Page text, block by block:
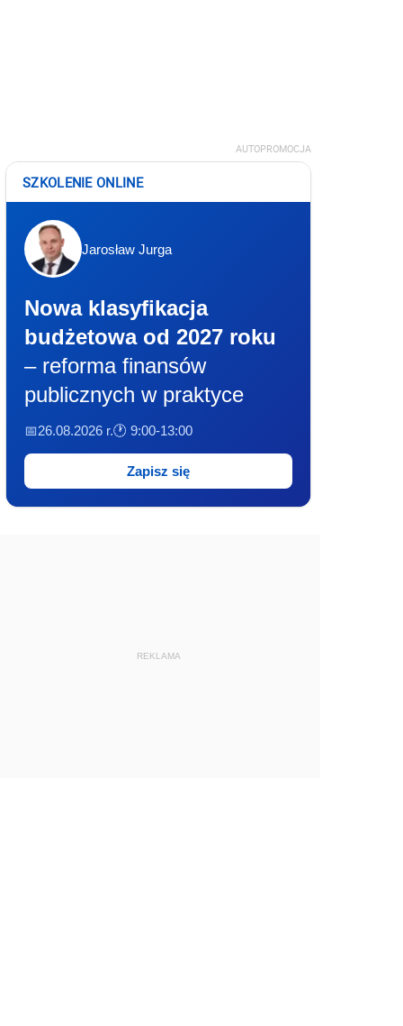
AUTOPROMOCJA
SZKOLENIE ONLINE
Jarosław Jurga
Nowa klasyfikacja
budżetowa od 2027 roku
– reforma finansów
publicznych w praktyce
📅26.08.2026 r.🕐 9:00-13:00
Zapisz się
REKLAMA